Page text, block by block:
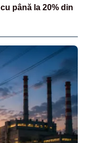
până la 20% din